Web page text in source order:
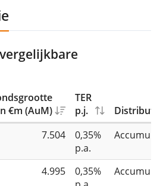
€m (AuM)
TER
p.j.
7.504
0,35%
p.a.
4.995
0,35%